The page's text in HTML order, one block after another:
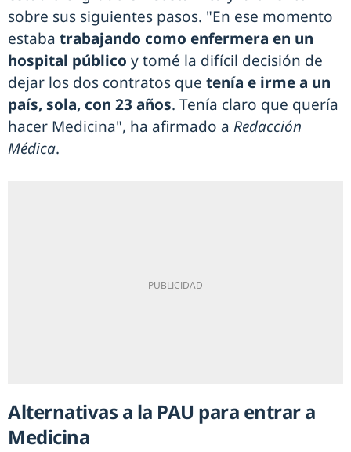
sobre sus siguientes pasos. "En ese momento
estaba trabajando como enfermera en un
hospital público y tomé la difícil decisión de
dejar los dos contratos que tenía e irme a un
país, sola, con 23 años. Tenía claro que quería
hacer Medicina", ha afirmado a Redacción
Médica.
Alternativas a la PAU para entrar a
Medicina